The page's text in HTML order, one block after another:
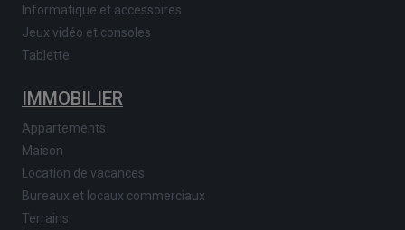
Informatique et accessoires
Jeux vidéo et consoles
Tablette
IMMOBILIER
Appartements
Maison
Location de vacances
Bureaux et locaux commerciaux
Terrains